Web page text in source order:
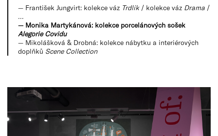
— František Jungvirt: kolekce váz Trdlík / kolekce váz Drama /
…
— Monika Martykánová: kolekce porcelánových sošek
Alegorie Covidu
— Mikolášková & Drobná: kolekce nábytku a interiérových
doplňků Scene Collection